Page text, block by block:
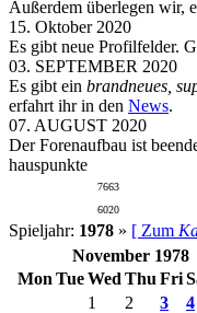
Außerdem überlegen wir,
15. Oktober 2020
Es gibt neue Profilfelder.
03. SEPTEMBER 2020
Es gibt ein brandneues,
erfahrt ihr in den News.
07. AUGUST 2020
Der Forenaufbau ist
hauspunkte
7663
6020
Spieljahr: 1978 » [ Zum
November 1978
Mon TueWed Thu Fri
1
2 3 4